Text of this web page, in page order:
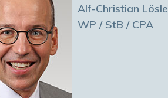
Alf-Christian Lösle
WP / StB / CPA